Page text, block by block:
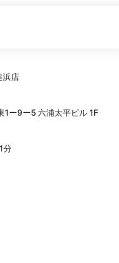
浜店
1ー9ー5 六浦太平ビル 1F
分